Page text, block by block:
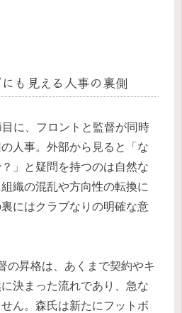
も見える人事の裏側
に、フロントと監督が同時
人事。外部から見ると「な
」と疑問を持つのは自然な
織の混乱や方向性の転換に
にはクラブなりの明確な意
の昇格は、あくまで契約やキ
決まった流れであり、急な
ん。森氏は新たにフットボ